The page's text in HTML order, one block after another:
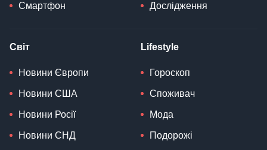
Смартфон Дослідження
Світ
Новини Європи
Новини США
Новини Росії
Новини СНД
Lifestyle
Гороскоп
Споживач
Мода
Подорожі